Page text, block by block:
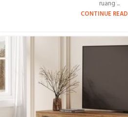
ruang ...
CONTINUE